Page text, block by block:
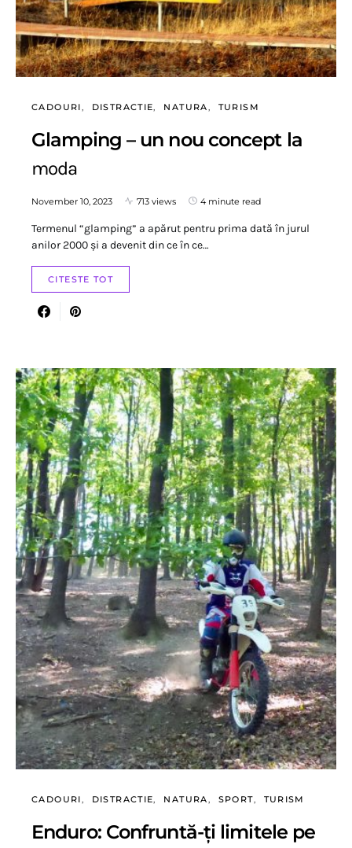
CADOURI DISTRACTIE NATURA TURISM
Glamping – un nou concept la
moda
November 10, 2023 713 views 4 minute read
Termenul “glamping” a apărut pentru prima dată în jurul
anilor 2000 și a devenit din ce în ce…
CITESTE TOT
CADOURI DISTRACTIE NATURA SPORT TURISM
Enduro: Confruntă-ți limitele pe